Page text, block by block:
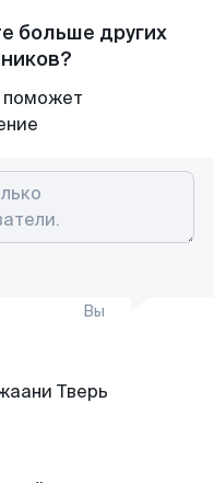
больше других
поможет
Вы